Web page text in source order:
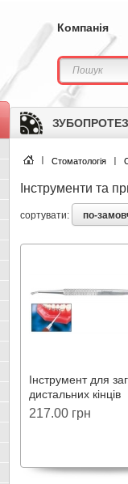
Компанія
Стоматологія
Інструменти та
сортувати: по-
Інструмент для
дистальних кінців
.030"/0,76мм
217.00 грн